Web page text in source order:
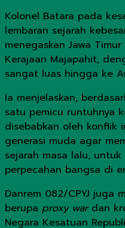
Kolonel Batara pada
lembaran sejarah
menegaskan Jawa
Kerajaan Majapahit,
sangat luas hingga ke
Ia menjelaskan,
satu pemicu runtuhnya
disebabkan oleh konflik
generasi muda agar
sejarah masa lalu,
perpecahan bangsa di
Danrem 082/CPYJ juga
berupa proxy wardan
Negara Kesatuan